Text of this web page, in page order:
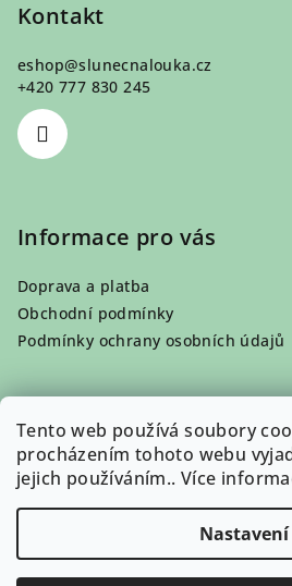
Tento web používá soubory
procházením tohoto webu
jejich používáním.. Více
Nastavení
Kontakt
eshop@slunecnalouka.cz
+420 777 830 245
Informace pro vás
Doprava a platba
Obchodní podmínky
Podmínky ochrany osobních údajů
Přijímáme online platby